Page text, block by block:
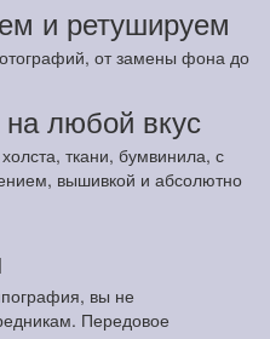
и ретушируем
от замены фона до
любой вкус
ткани, бумвинила, с
вышивкой и абсолютно
вы не
Передовое